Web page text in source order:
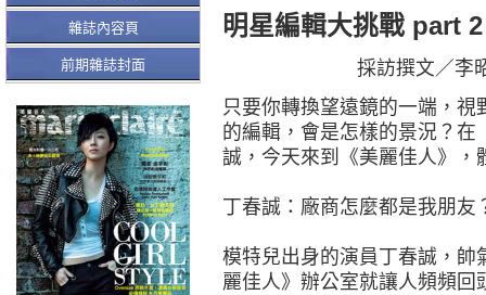
明星編輯大挑戰 part
採訪撰文／李
只要你轉換望遠鏡的一端，
的編輯，會是怎樣的景況？
誠，今天來到《美麗佳人》，
丁春誠：廠商怎麼都是我朋友
模特兒出身的演員丁春誠，帥
麗佳人》辦公室就讓人頻頻
雜誌內容頁
前期雜誌封面